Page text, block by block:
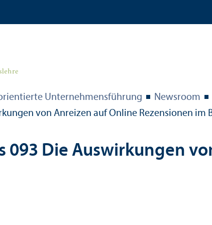
Unter­nehmens­führung Newsroom
von Anreizen auf Online Rezensionen im
093 Die Aus­wirkungen